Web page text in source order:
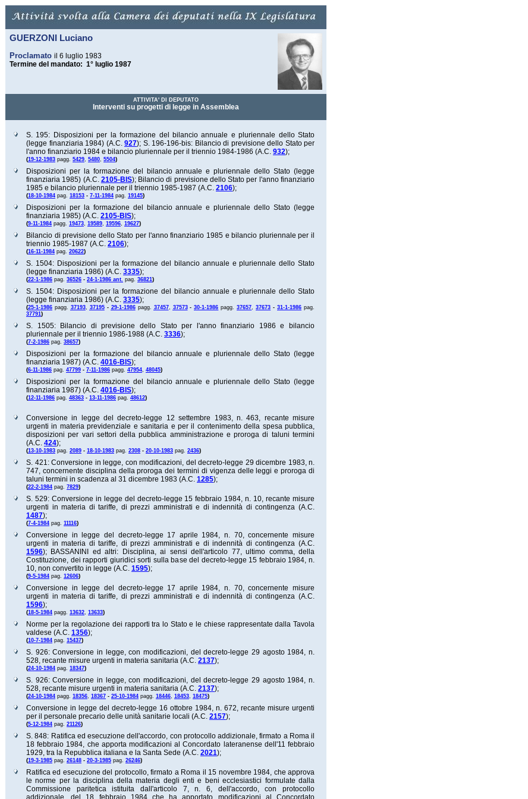
GUERZONI Luciano
Proclamato il 6 luglio 1983
Termine del mandato: 1° luglio 1987
ATTIVITA' DI DEPUTATO
Interventi su progetti di legge in Assemblea
S. 195: Disposizioni per la formazione del bilancio annuale e pluriennale dello Stato
(legge finanziaria 1984) (A.C. 927); S. 196-196-bis: Bilancio di previsione dello Stato per
l'anno finanziario 1984 e bilancio pluriennale per il triennio 1984-1986 (A.C. 932);
(19-12-1983 pagg. 5429, 5480, 5504)
Disposizioni per la formazione del bilancio annuale e pluriennale dello Stato (legge
finanziaria 1985) (A.C. 2105-BIS); Bilancio di previsione dello Stato per l'anno finanziario
1985 e bilancio pluriennale per il triennio 1985-1987 (A.C. 2106);
(18-10-1984 pag. 18153 - 7-11-1984 pag. 19145)
Disposizioni per la formazione del bilancio annuale e pluriennale dello Stato (legge
finanziaria 1985) (A.C. 2105-BIS);
(9-11-1984 pagg. 19473, 19589, 19596, 19627)
Bilancio di previsione dello Stato per l'anno finanziario 1985 e bilancio pluriennale per il
triennio 1985-1987 (A.C. 2106);
(16-11-1984 pag. 20622)
S. 1504: Disposizioni per la formazione del bilancio annuale e pluriennale dello Stato
(legge finanziaria 1986) (A.C. 3335);
(22-1-1986 pag. 36526 - 24-1-1986 ant. pag. 36821)
S. 1504: Disposizioni per la formazione del bilancio annuale e pluriennale dello Stato
(legge finanziaria 1986) (A.C. 3335);
(25-1-1986 pagg. 37193, 37195- 29-1-1986pagg. 37457, 37573-30-1-1986 pagg.37657,37673 -31-1-1986 pag.
37791)
S. 1505: Bilancio di previsione dello Stato per l'anno finanziario 1986 e bilancio
pluriennale per il triennio 1986-1988 (A.C. 3336);
(7-2-1986 pag. 38657)
Disposizioni per la formazione del bilancio annuale e pluriennale dello Stato (legge
finanziaria 1987) (A.C. 4016-BIS);
(6-11-1986 pag. 47799 - 7-11-1986 pagg. 47954, 48045)
Disposizioni per la formazione del bilancio annuale e pluriennale dello Stato (legge
finanziaria 1987) (A.C. 4016-BIS);
(12-11-1986 pag. 48363 - 13-11-1986 pag. 48612)
Conversione in legge del decreto-legge 12 settembre 1983, n. 463, recante misure
urgenti in materia previdenziale e sanitaria e per il contenimento della spesa pubblica,
disposizioni per vari settori della pubblica amministrazione e proroga di taluni termini
(A.C. 424);
(13-10-1983 pag. 2089 - 18-10-1983 pag. 2308 - 20-10-1983 pag. 2436)
S. 421: Conversione in legge, con modificazioni, del decreto-legge 29 dicembre 1983, n.
747, concernente disciplina della proroga dei termini di vigenza delle leggi e proroga di
taluni termini in scadenza al 31 dicembre 1983 (A.C. 1285);
(22-2-1984 pag. 7829)
S. 529: Conversione in legge del decreto-legge 15 febbraio 1984, n. 10, recante misure
urgenti in materia di tariffe, di prezzi amministrati e di indennità di contingenza (A.C.
1487);
(7-4-1984 pag. 11116)
Conversione in legge del decreto-legge 17 aprile 1984, n. 70, concernente misure
urgenti in materia di tariffe, di prezzi amministrati e di indennità di contingenza (A.C.
1596); BASSANINI ed altri: Disciplina, ai sensi dell'articolo 77, ultimo comma, della
Costituzione, dei rapporti giuridici sorti sulla base del decreto-legge 15 febbraio 1984, n.
10, non convertito in legge (A.C. 1595);
(9-5-1984 pag. 12606)
Conversione in legge del decreto-legge 17 aprile 1984, n. 70, concernente misure
urgenti in materia di tariffe, di prezzi amministrati e di indennità di contingenza (A.C.
1596);
(18-5-1984 pagg. 13632, 13633)
Norme per la regolazione dei rapporti tra lo Stato e le chiese rappresentate dalla Tavola
valdese (A.C. 1356);
(10-7-1984 pag. 15437)
S. 926: Conversione in legge, con modificazioni, del decreto-legge 29 agosto 1984, n.
528, recante misure urgenti in materia sanitaria (A.C. 2137);
(24-10-1984 pag. 18347)
S. 926: Conversione in legge, con modificazioni, del decreto-legge 29 agosto 1984, n.
528, recante misure urgenti in materia sanitaria (A.C. 2137);
(24-10-1984 pagg. 18356, 18367 - 25-10-1984 pagg. 18446, 18453, 18475)
Conversione in legge del decreto-legge 16 ottobre 1984, n. 672, recante misure urgenti
per il personale precario delle unità sanitarie locali (A.C. 2157);
(5-12-1984 pag. 21126)
S. 848: Ratifica ed esecuzione dell'accordo, con protocollo addizionale, firmato a Roma il
18 febbraio 1984, che apporta modificazioni al Concordato lateranense dell'11 febbraio
1929, tra la Repubblica italiana e la Santa Sede (A.C. 2021);
(19-3-1985 pag. 26148 - 20-3-1985 pag. 26246)
Ratifica ed esecuzione del protocollo, firmato a Roma il 15 novembre 1984, che approva
le norme per la disciplina della materia degli enti e beni ecclesiastici formulate dalla
Commissione paritetica istituita dall'articolo 7, n. 6, dell'accordo, con protocollo
addizionale, del 18 febbraio 1984 che ha apportato modificazioni al Concordato